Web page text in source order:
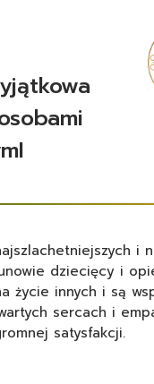
i
dziecięcy i
życie innych i są
sercach i
satysfakcji.